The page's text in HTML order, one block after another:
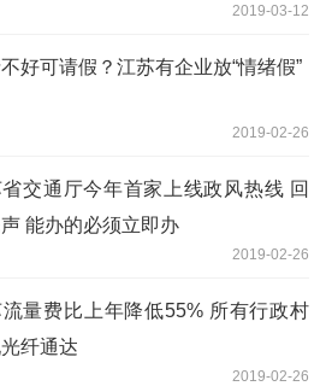
2019-03-12
好可请假？江苏有企业放“情绪假”
2019-02-26
交通厅今年首家上线政风热线 回
能办的必须立即办
2019-02-26
量费比上年降低55% 所有行政村
纤通达
2019-02-26